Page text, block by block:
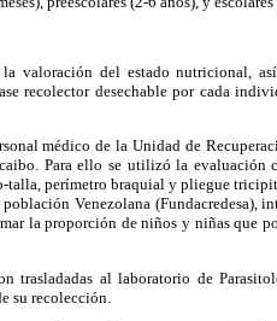
valoración del estado nutricional,
recolector desechable por cada
médico de la Unidad de
Para ello se utilizó la evaluación
talla, perímetro braquial y pliegue
Venezolana (Fundacredesa),
la proporción de niños y niñas que
trasladadas al laboratorio de
su recolección.